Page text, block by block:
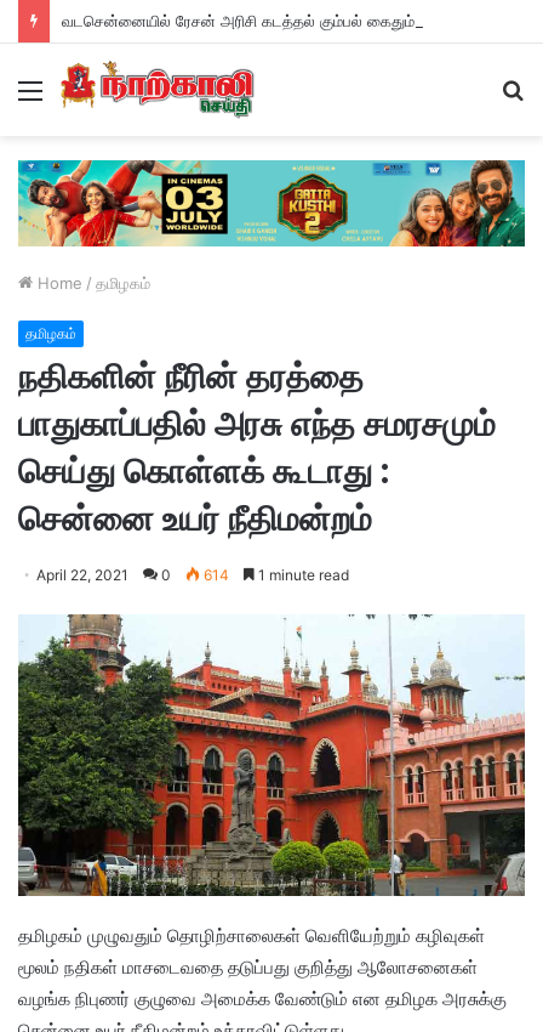
Menu
Home / தமிழகம்
தமிழகம்
நதிகளின் நீரின் தரத்தை
பாதுகாப்பதில் அரசு எந்த சமரசமும்
செய்து கொள்ளக் கூடாது :
சென்னை உயர் நீதிமன்றம்
April 22, 2021 0 614 1 minute read
தமிழகம் முழுவதும் தொழிற்சாலைகள் வெளியேற்றும் கழிவுகள்
மூலம் நதிகள் மாசடைவதை தடுப்பது குறித்து ஆலோசனைகள்
வழங்க நிபுணர் குழுவை அமைக்க வேண்டும் என தமிழக அரசுக்கு